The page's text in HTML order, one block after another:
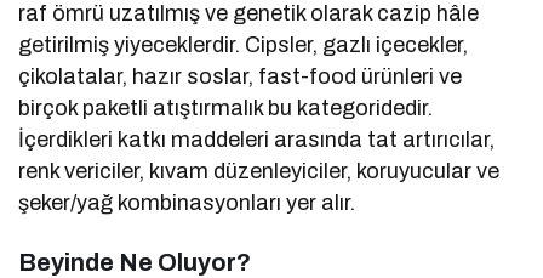
raf ömrü uzatılmış ve genetik olarak cazip hâle
getirilmiş yiyeceklerdir. Cipsler, gazlı içecekler,
çikolatalar, hazır soslar, fast-food ürünleri ve
birçok paketli atıştırmalık bu kategoridedir.
İçerdikleri katkı maddeleri arasında tat artırıcılar,
renk vericiler, kıvam düzenleyiciler, koruyucular ve
şeker/yağ kombinasyonları yer alır.
Beyinde Ne Oluyor?